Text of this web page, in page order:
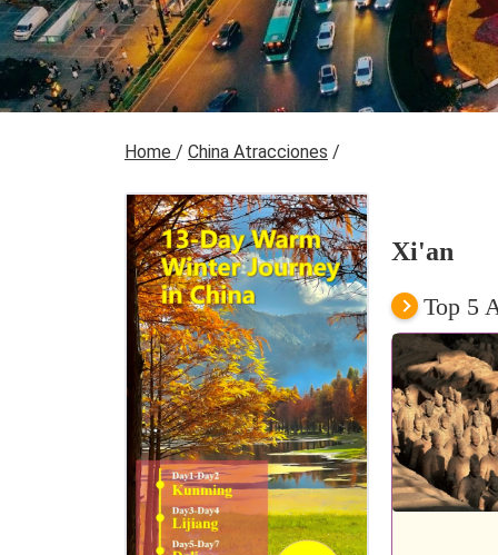
Home / China Atracciones /
Xi'an
Top 5